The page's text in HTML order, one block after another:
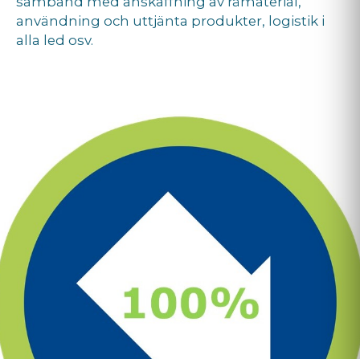
användning och uttjänta produkter, logistik i
alla led osv.